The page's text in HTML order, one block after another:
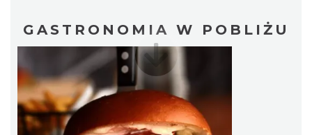
GASTRONOMIA W POBLIŻU